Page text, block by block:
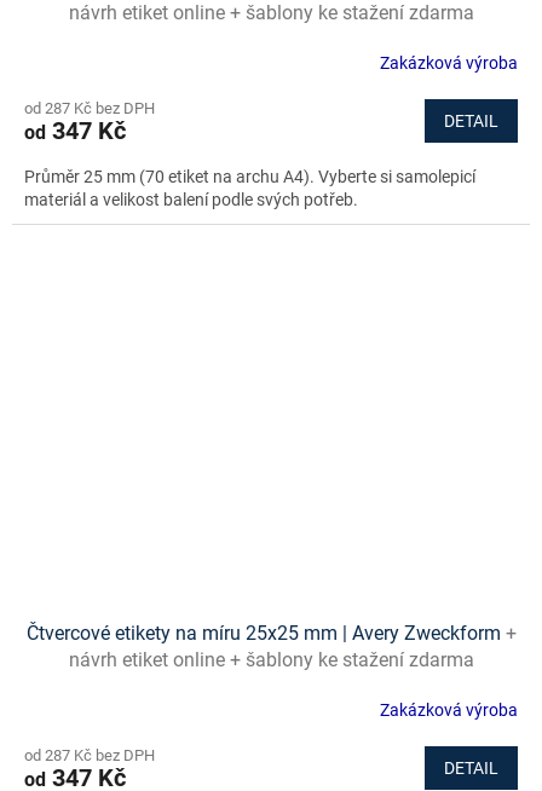
návrh etiket online + šablony ke stažení zdarma
Zakázková výroba
od 287 Kč bez DPH
od 347 Kč DETAIL
Průměr 25 mm (70 etiket na archu A4). Vyberte si samolepicí
materiál a velikost balení podle svých potřeb.
Čtvercové etikety na míru 25x25 mm | Avery Zweckform +
návrh etiket online + šablony ke stažení zdarma
Zakázková výroba
od 287 Kč bez DPH
od 347 Kč DETAIL